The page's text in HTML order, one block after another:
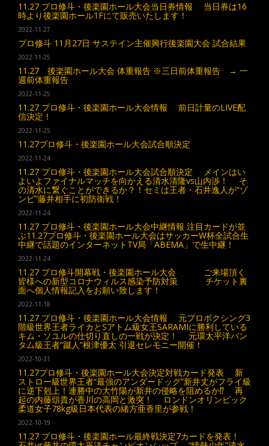
11.27 プロ修斗・後楽園ホール大会当日券情報 当日券は16
時より後楽園ホール1Fにて販売いたします！
2022-11-27
プロ修斗 11月27日 サステイン主催興行後楽園大会 試合結果
2022-11-25
11.27 後楽園ホール大会 体重報告 ※三日前体重報告 → 一
週前体重報告
2022-11-25
11.27 プロ修斗・後楽園ホール大会情報 前日計量のLIVE配
信決定！
2022-11-25
11.27プロ修斗・後楽園ホール大会試合順決定
2022-11-24
11.27 プロ修斗・後楽園ホール大会試合順決定 メインはい
よいよファイナルマッチを向かえる清水清隆vs山内渉！ そ
の清水に繋ぐことができるか？！セミは王者・石井逸人が“ゾ
ンビ”藤井相手に初防衛戦！
2022-11-24
11.27 プロ修斗・後楽園ホール大会中継情報 注目カードが並
ぶ11.27プロ修斗・後楽園ホール大会はサッカーW杯全試合生
中継で話題のインターネットTV局「ABEMA」で生中継！
2022-11-24
11.27 プロ修斗開幕戦・後楽園ホール大会 ご来場頂く
皆様への新型コロナウィルス感染予防対策 チケット裏
面へ個人情報記入をお願い致します！
2022-11-18
11.27 プロ修斗・後楽園ホール大会情報 元プロボクシング3
階級世界王者ライカとSアトム級女王SARAMIに勝利している
キム・ソユルの仕切り直しの一戦が決定！ 元環太平洋バン
タム級王者“蹴人”根津優太 引退セレモニー開催！
2022-10-31
11.27プロ修斗・後楽園ホール大会決定対戦カード発表 新
ストロー級世界王者“最強のアンダードッグ”新井丈がフライ級
に逆下剋上！連勝中の大竹陽が新井の侵略を阻めるか⁉︎ 再
起の内藤頌貴が香川の高岡と激突！ ロンドンオリンピック
柔道女子78kg級日本代表の緒方亜香里が参戦！
2022-10-19
11.27 プロ修斗・後楽園ホール最終戦決定7カードを発表！